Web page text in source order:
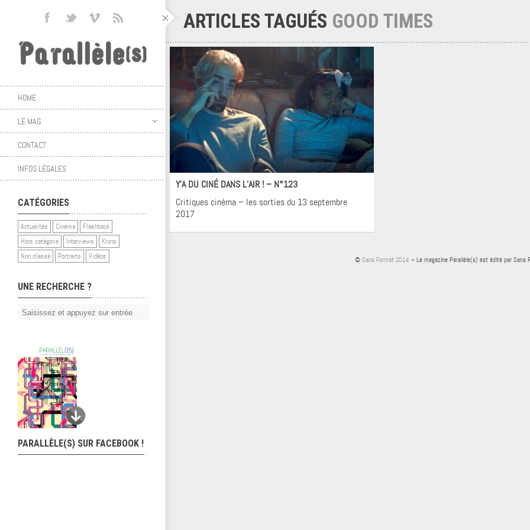
HOME
LE MAG
CONTACT
INFOS LÉGALES
CATÉGORIES
Actualités Cinéma
Flashback
Hors catégorie
Interviews
Krons
Non classé
Portraits Vidéos
UNE RECHERCHE ?
PARALLÈLE(S) SUR FACEBOOK !
ARTICLES TAGUÉS GOOD TIMES
Cinéma
Y’A DU CINÉ DANS L’AIR ! – N°123
Critiques cinéma – les sorties du 13 septembre
2017
© Sans Format 2014 – Le magazine Parallèle(s) est édité par Sans